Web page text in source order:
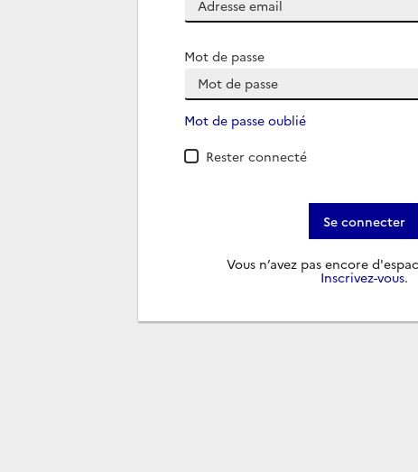
Mot de passe
Mot de passe oublié
Rester connecté
Se connecter
Vous n’avez pas encore
Inscrivez-vous.